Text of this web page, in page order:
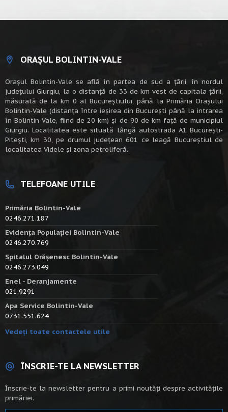
ORAȘUL BOLINTIN-VALE
Oraşul Bolintin-Vale se află în partea de sud a ţării, în nordul
judeţului Giurgiu, la o distanţă de 33 de km vest de capitala țării,
măsurată de la km 0 al Bucureștiului, până la Primăria Orașului
Bolintin-Vale (distanța între ieșirea din București până la intrarea
în Bolintin-Vale, fiind de 20 km) şi de 90 de km faţă de municipiul
Giurgiu. Localitatea este situată lângă autostrada A1 Bucureşti-
Piteşti, km 30, pe drumul judeţean 601 ce leagă Bucureştiul de
localitatea Videle şi zona petroliferă.
TELEFOANE UTILE
Primăria Bolintin-Vale
0246.271.187
Evidența Populației Bolintin-Vale
0246.270.769
Spitalul Orășenesc Bolintin-Vale
0246.273.049
Enel - Deranjamente
021.9291
Apa Service Bolintin-Vale
0731.551.624
Vedeți toate contactele utile
ÎNSCRIE-TE LA NEWSLETTER
Înscrie-te la newsletter pentru a primi noutăți despre activitățile
primăriei.